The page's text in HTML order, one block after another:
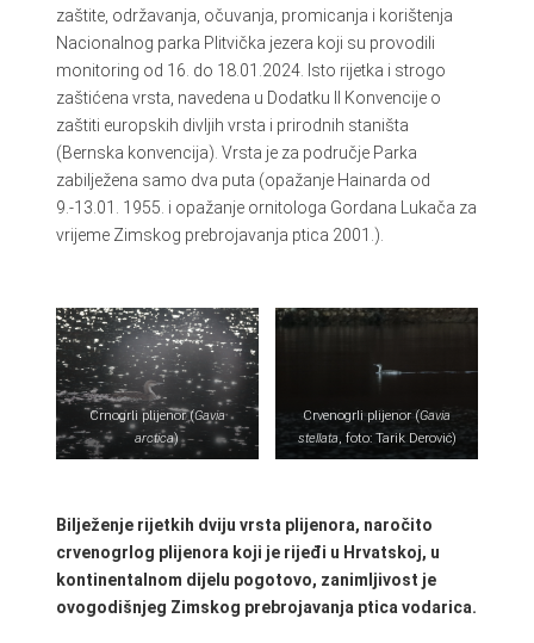
zaštite, održavanja, očuvanja, promicanja i korištenja
Nacionalnog parka Plitvička jezera koji su provodili
monitoring od 16. do 18.01.2024. Isto rijetka i strogo
zaštićena vrsta, navedena u Dodatku II Konvencije o
zaštiti europskih divljih vrsta i prirodnih staništa
(Bernska konvencija). Vrsta je za područje Parka
zabilježena samo dva puta (opažanje Hainarda od
9.-13.01. 1955. i opažanje ornitologa Gordana Lukača za
vrijeme Zimskog prebrojavanja ptica 2001.).
Crnogrli plijenor (Gavia
arctica)
Crvenogrli plijenor (Gavia
stellata, foto: Tarik Derović)
Bilježenje rijetkih dviju vrsta plijenora, naročito
crvenogrlog plijenora koji je rijeđi u Hrvatskoj, u
kontinentalnom dijelu pogotovo, zanimljivost je
ovogodišnjeg Zimskog prebrojavanja ptica vodarica.